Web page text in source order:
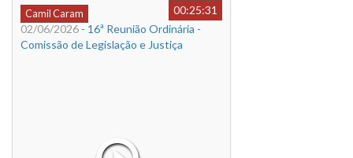
Camil Caram
00:25:31
02/06/2026 - 16ª Reunião Ordinária -
Comissão de Legislação e Justiça